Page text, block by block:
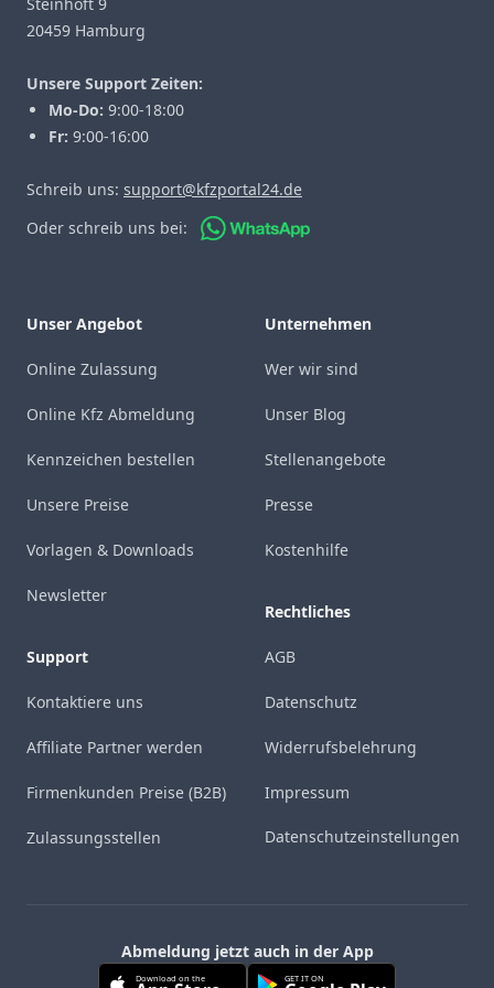
20459 Hamburg
Unsere Support Zeiten:
Mo-Do: 9:00-18:00
Fr: 9:00-16:00
Schreib uns: support@kfzportal24.de
Oder schreib uns bei:
Unser Angebot
Online Zulassung
Online Kfz Abmeldung
Kennzeichen bestellen
Unsere Preise
Vorlagen & Downloads
Newsletter
Support
Kontaktiere uns
Affiliate Partner werden
Firmenkunden Preise (B2B)
Zulassungsstellen
Unternehmen
Wer wir sind
Unser Blog
Stellenangebote
Presse
Kostenhilfe
Rechtliches
AGB
Datenschutz
Widerrufsbelehrung
Impressum
Datenschutzeinstellungen
Abmeldung jetzt auch in der App
Download on the GET IT ON